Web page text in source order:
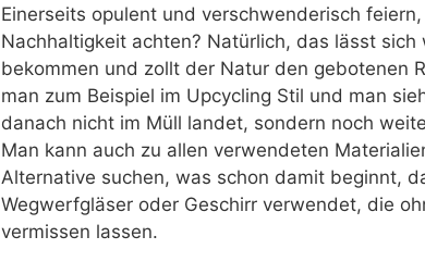
Einerseits opulent und verschwenderisch
Nachhaltigkeit achten? Natürlich, das lässt
bekommen und zollt der Natur den gebotenen
man zum Beispiel im Upcycling Stil und man
danach nicht im Müll landet, sondern noch
Man kann auch zu allen verwendeten
Alternative suchen, was schon damit beginnt,
Wegwerfgläser oder Geschirr verwendet, die
vermissen lassen.